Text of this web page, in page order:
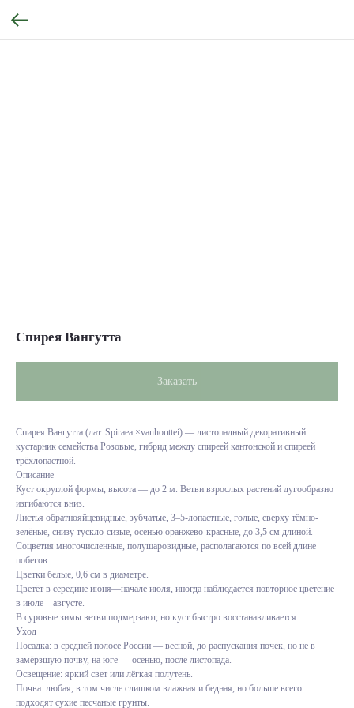
Спирея Вангутта
Заказать
Спирея Вангутта (лат. Spiraea ×vanhouttei) — листопадный декоративный
кустарник семейства Розовые, гибрид между спиреей кантонской и спиреей
трёхлопастной.
Описание
Куст округлой формы, высота — до 2 м. Ветви взрослых растений дугообразно
изгибаются вниз.
Листья обратнояйцевидные, зубчатые, 3–5-лопастные, голые, сверху тёмно-
зелёные, снизу тускло-сизые, осенью оранжево-красные, до 3,5 см длиной.
Соцветия многочисленные, полушаровидные, располагаются по всей длине
побегов.
Цветки белые, 0,6 см в диаметре.
Цветёт в середине июня—начале июля, иногда наблюдается повторное цветение
в июле—августе.
В суровые зимы ветви подмерзают, но куст быстро восстанавливается.
Уход
Посадка: в средней полосе России — весной, до распускания почек, но не в
замёрзшую почву, на юге — осенью, после листопада.
Освещение: яркий свет или лёгкая полутень.
Почва: любая, в том числе слишком влажная и бедная, но больше всего
подходят сухие песчаные грунты.